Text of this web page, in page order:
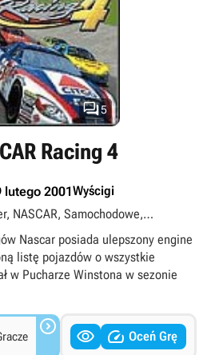
5
Racing 4
lutego 2001Wyścigi
NASCAR, Samochodowe,
Nascar posiada ulepszony engine
listę pojazdów o wszystkie
w Pucharze Winstona w sezonie
   Oceń Grę